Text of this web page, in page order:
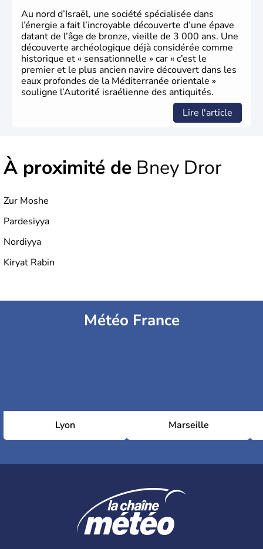
Au nord d’Israël, une société spécialisée dans
l’énergie a fait l’incroyable découverte d’une épave
datant de l’âge de bronze, vieille de 3 000 ans. Une
découverte archéologique déjà considérée comme
historique et « sensationnelle » car « c’est le
premier et le plus ancien navire découvert dans les
eaux profondes de la Méditerranée orientale »
souligne l’Autorité israélienne des antiquités.
Lire l'article
À proximité de Bney Dror
Zur Moshe
Pardesiyya
Nordiyya
Kiryat Rabin
Météo France
Lyon Marseille